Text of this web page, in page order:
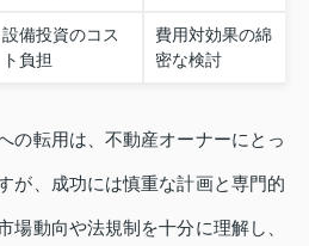
設備投資のコス
ト負担
費用対効果の綿
密な検討
の転用は、不動産オーナーにとっ
が、成功には慎重な計画と専門的
場動向や法規制を十分に理解し、